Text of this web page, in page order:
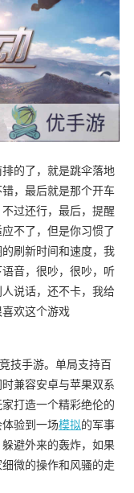
的了，就是跳伞落地
，最后就是那个开车
过还行，最后，提醒
不了，但是你习惯了
刷新时间和速度，我
音，很吵，很吵，听
说话，还不卡，我给
欢这个游戏
技手游。单局支持百
兼容安卓与苹果双系
打造一个精彩绝伦的
验到一场模拟的军事
避外来的轰炸，如果
微的操作和风骚的走